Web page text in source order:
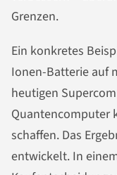
Grenzen.
Ein konkretes
Ionen-Batterie auf
heutigen
Quantencomputer
schaffen. Das
entwickelt. In